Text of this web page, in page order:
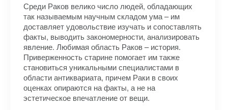
Среди Раков велико число людей, обладающих
так называемым научным складом ума – им
доставляет удовольствие изучать и сопоставлять
факты, выводить закономерности, анализировать
явление. Любимая область Раков – история.
Приверженность старине помогает им также
становиться уникальными специалистами в
области антиквариата, причем Раки в своих
оценках опираются на факты, а не на
эстетическое впечатление от вещи.